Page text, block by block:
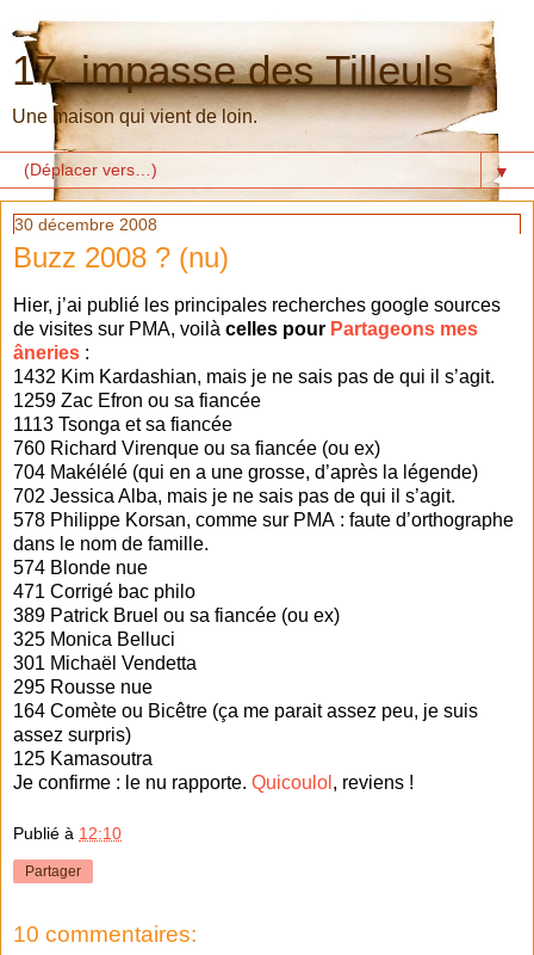
17, impasse des Tilleuls
Une maison qui vient de loin.
▼
30 décembre 2008
Buzz 2008 ? (nu)
Hier, j’ai publié les principales recherches google sources
de visites sur PMA, voilà celles pour Partageons mes
âneries :
1432 Kim Kardashian, mais je ne sais pas de qui il s’agit.
1259 Zac Efron ou sa fiancée
1113 Tsonga et sa fiancée
760 Richard Virenque ou sa fiancée (ou ex)
704 Makélélé (qui en a une grosse, d’après la légende)
702 Jessica Alba, mais je ne sais pas de qui il s’agit.
578 Philippe Korsan, comme sur PMA : faute d’orthographe
dans le nom de famille.
574 Blonde nue
471 Corrigé bac philo
389 Patrick Bruel ou sa fiancée (ou ex)
325 Monica Belluci
301 Michaël Vendetta
295 Rousse nue
164 Comète ou Bicêtre (ça me parait assez peu, je suis
assez surpris)
125 Kamasoutra
Je confirme : le nu rapporte. Quicoulol , reviens !
Publié à 12:10
Partager
10 commentaires: